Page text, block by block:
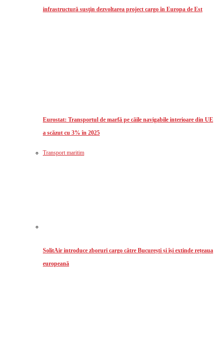
infrastructură susţin dezvoltarea project cargo în Europa de Est
Eurostat: Transportul de marfă pe căile navigabile interioare din UE
a scăzut cu 3% în 2025
Transport maritim
SolitAir introduce zboruri cargo către București și își extinde rețeaua
europeană